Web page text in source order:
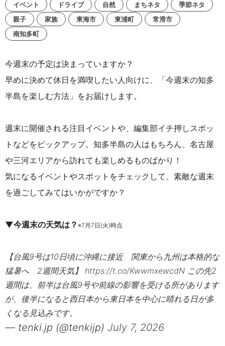
イベント ドライブ 自然 まちネタ
季節ネタ
親子
家族 東海市 東浦町
常滑市
南知多町
今週末の予定は決まっていますか？
早めに決めて休日を満喫したい人向けに、「今週末の知多
半島を楽しむ方法」をお届けします。
週末に開催される注目イベントや、編集部イチ押しスポッ
トなどをピックアップ。知多半島の人はもちろん、名古屋
や三河エリアから訪れても楽しめるものばかり！
気になるイベントやスポットをチェックして、素敵な週末
を過ごしてみてはいかがですか？
▼今週末の天気は？ ※7月7日(火)時点
【台風9号は10日頃に沖縄に接近 関東から九州は本格的な
猛暑へ 2週間天気】 https://t.co/KwwmxewcdN この先2
週間は、前半は台風9号や前線の影響を受ける所があります
が、後半になると西日本から東日本を中心に晴れる日が多
くなる見込みです。
— tenki.jp (@tenkijp) July 7, 2026